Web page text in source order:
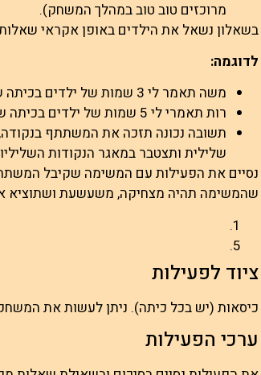
מרוכזים טוב טוב במהלך המשחק).
בשאלון נשאל את הילדים באופן אקראי
לדוגמה:
משה תאמר לי 3 שמות של ילדים בכיתה שאוהבים חורף.
רות תאמרי לי 5 שמות של ילדים בכיתה שאוהבים פיצה.
תשובה נכונה תזכה את המשתתף
שלילית ותצטבר במאגר הנקודות
נסיים את הפעילות עם המשימה שקיבל
שהמשימה תהיה מצחיקה, משעשעת ושתוציא
ציוד לפעילות
כיסאות (יש בכל כיתה). ניתן לעשות את
ערכי הפעילות